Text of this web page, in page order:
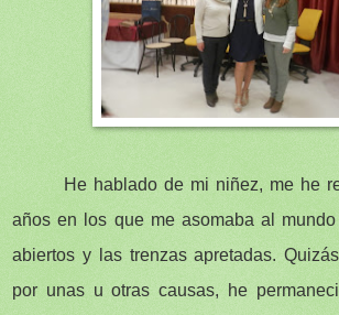
He hablado de mi niñez, me he
años en los que me asomaba al
abiertos y las trenzas apretadas.
por unas u otras causas, he